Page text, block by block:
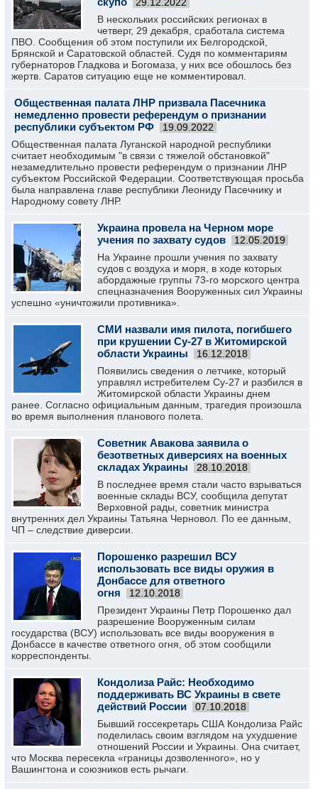
29.12.2022
В нескольких российских регионах в
четверг, 29 декабря, сработала система
ПВО. Сообщения об этом поступили их Белгородской,
Брянской и Саратовской областей. Судя по комментариям
губернаторов Гладкова и Богомаза, у них все обошлось без
жертв. Саратов ситуацию еще не комментировал.
Общественная палата ЛНР призвала Пасечника
немедленно провести референдум о признании
республики субъектом РФ
19.09.2022
Общественная палата Луганской народной республики
считает необходимым "в связи с тяжелой обстановкой"
незамедлительно провести референдум о признании ЛНР
субъектом Российской Федерации. Соответствующая просьба
была направлена главе республики Леониду Пасечнику и
Народному совету ЛНР.
Украина провела на Черном море
учения по захвату судов
12.05.2019
На Украине прошли учения по захвату
судов с воздуха и моря, в ходе которых
абордажные группы 73-го морского центра
спецназначения Вооруженных сил Украины
успешно «уничтожили противника».
СМИ назвали имя пилота, погибшего
при крушении Су-27 в Житомирской
области Украины
16.12.2018
Появились сведения о летчике, который
управлял истребителем Су-27 и разбился в
Житомирской области Украины днем
ранее. Согласно официальным данным, трагедия произошла
во время выполнения планового полета.
Советник Авакова заявила о
безответных диверсиях на военных
складах Украины
28.10.2018
В последнее время стали часто взрываться
военные склады ВСУ, сообщила депутат
Верховной рады, советник министра
внутренних дел Украины Татьяна Черновол. По ее данным,
ЧП – следствие диверсии.
Порошенко разрешил ВСУ
использовать все виды оружия в
Донбассе для ответного
огня
12.10.2018
Президент Украины Петр Порошенко дал
разрешение Вооруженным силам
государства (ВСУ) использовать все виды вооружения в
Донбассе в качестве ответного огня, об этом сообщили
корреспонденты.
Кондолиза Райс: Необходимо
поддерживать ВС Украины в свете
действий России
07.10.2018
Бывший госсекретарь США Кондолиза Райс
поделилась своим взглядом на ухудшение
отношений России и Украины. Она считает,
что Москва пересекла «границы дозволенного», но у
Вашингтона и союзников есть рычаги.